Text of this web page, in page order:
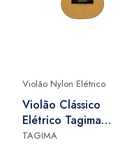
Violão Nylon Elétrico
Violão Clássico
Elétrico Tagima
Santiago Ntabs
TAGIMA